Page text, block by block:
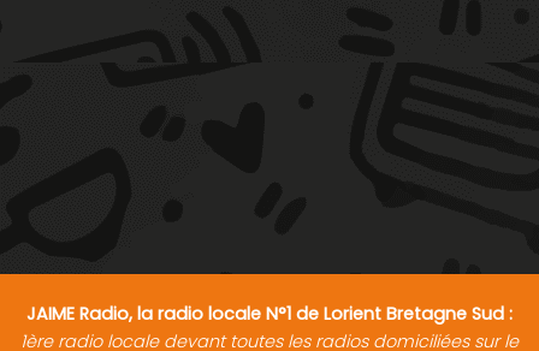
JAIME Radio, la radio locale N°1 de Lorient Bretagne Sud :
1ère radio locale devant toutes les radios domiciliées sur le